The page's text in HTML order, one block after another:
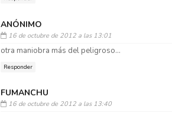
ANÓNIMO
16 de octubre de 2012 a las 13:01
otra maniobra más del peligroso...
Responder
FUMANCHU
16 de octubre de 2012 a las 13:40